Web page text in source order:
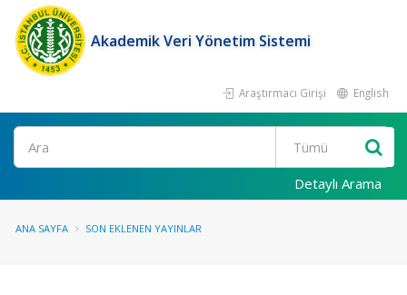
Akademik Veri Yönetim Sistemi
Araştırmacı Girişi English
Ara
Detaylı Arama
ANA SAYFA SON EKLENEN YAYINLAR